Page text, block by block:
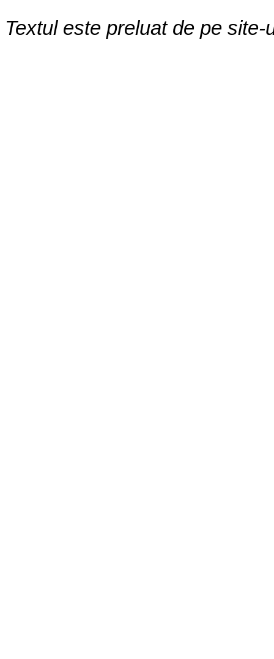
Textul este preluat de pe